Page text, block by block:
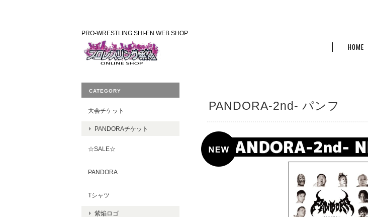
PRO-WRESTLING SHI-EN WEB SHOP
HOME
PANDORA-2nd- パンフ
CATEGORY
大会チケット
PANDORAチケット
☆SALE☆
PANDORA
Tシャツ
紫焔ロゴ